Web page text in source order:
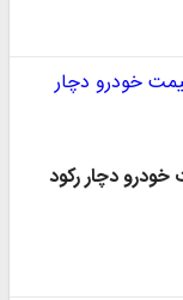
دچار رکود